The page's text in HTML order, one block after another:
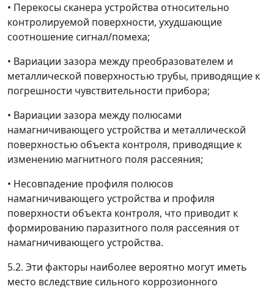
• Перекосы сканера устройства относительно
контролируемой поверхности, ухудшающие
соотношение сигнал/помеха;
• Вариации зазора между преобразователем и
металлической поверхностью трубы, приводящие к
погрешности чувствительности прибора;
• Вариации зазора между полюсами
намагничивающего устройства и металлической
поверхностью объекта контроля, приводящие к
изменению магнитного поля рассеяния;
• Несовпадение профиля полюсов
намагничивающего устройства и профиля
поверхности объекта контроля, что приводит к
формированию паразитного поля рассеяния от
намагничивающего устройства.
5.2. Эти факторы наиболее вероятно могут иметь
место вследствие сильного коррозионного